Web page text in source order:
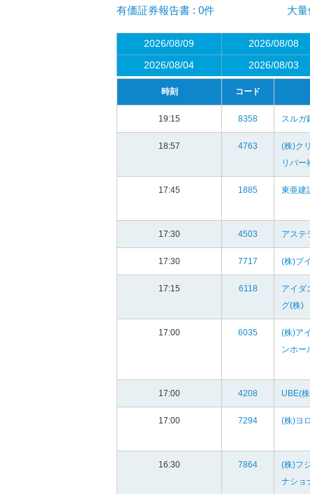
有価証券報告書 : 0件
大
2026/08/09 2026/08/08
2026/08/04
2026/08/03
時刻 コード
19:15 8358 スルガ
18:57 4763
(株)ク
リバー
17:45 1885 東亜建
17:30 4503 アステ
17:30 7717 (株)ブ
17:15 6118
アイダ
グ(株)
17:00 6035
(株)ア
ンホー
17:00 4208 UBE(
17:00 7294 (株)ヨ
16:30 7864
(株)フ
ナショ